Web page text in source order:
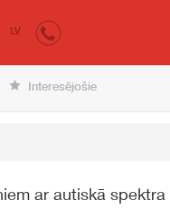
LV
Interesējošie
ar autiskā